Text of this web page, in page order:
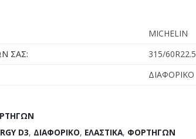
MICHELIN
ΣΑΣ:
315/60R22.5
ΔΙΑΦΟΡΙΚΟ
D3, ΔΙΑΦΟΡΙΚΟ, ΕΛΑΣΤΙΚΑ, ΦΟΡΤΗΓΩΝ